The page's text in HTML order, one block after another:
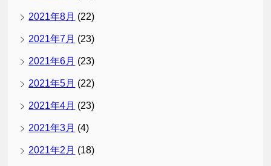
2021年8月 (22)
2021年7月 (23)
2021年6月 (23)
2021年5月 (22)
2021年4月 (23)
2021年3月 (4)
2021年2月 (18)